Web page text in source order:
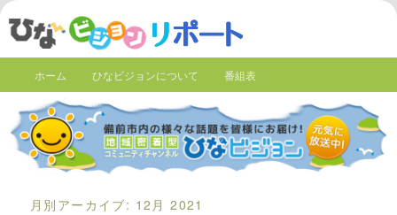
ホーム ひなビジョンについて 番組表
月別アーカイブ: 12月 2021